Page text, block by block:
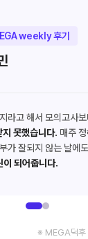
weekly 후기
고 해서 모의고사
못했습니다. 매주
부가 잘되지 않는 날에
이 되어줍니다.
※ MEGA덕후